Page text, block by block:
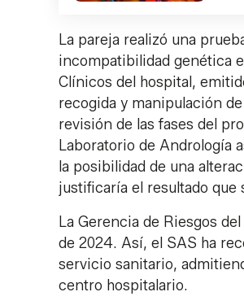
La pareja realizó una
incompatibilidad genética
Clínicos del hospital,
recogida y manipulación
revisión de las fases del
Laboratorio de Andrología
la posibilidad de una
justificaría el resultado que
La Gerencia de Riesgos
de 2024. Así, el SAS ha
servicio sanitario,
centro hospitalario.